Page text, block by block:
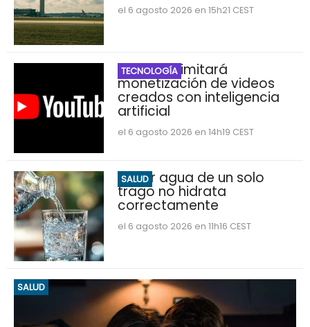
el 6 agosto 2026 en 15h21 CEST
TECNOLOGÍA
YouTube limitará
monetización de videos
creados con inteligencia
artificial
el 6 agosto 2026 en 14h19 CEST
SALUD
Beber agua de un solo
trago no hidrata
correctamente
el 6 agosto 2026 en 11h16 CEST
SALUD